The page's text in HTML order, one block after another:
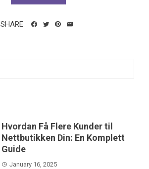
SHARE
Hvordan Få Flere Kunder til
Nettbutikken Din: En Komplett
Guide
January 16, 2025